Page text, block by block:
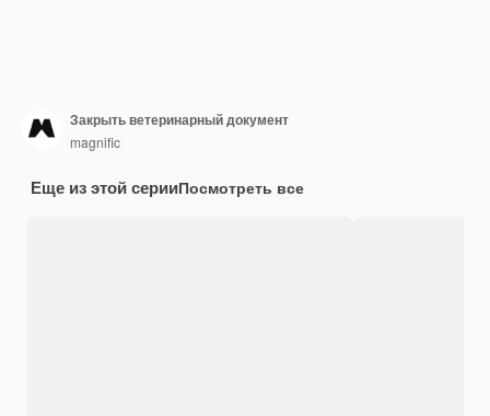
Закрыть ветеринарный документ
magnific
Еще из этой серииПосмотреть все